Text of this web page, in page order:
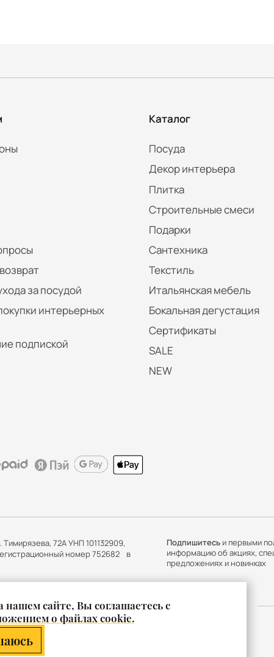
нашем сайте, Вы соглашаетесь с
о файлах cookie.
за посудой
интерьерных
подпиской
Каталог
Посуда
Декор интерьера
Плитка
Строительные смеси
Подарки
Сантехника
Текстиль
Итальянская мебель
Бокальная дегустация
Сертификаты
SALE
NEW
72А УНП 101132909,
номер 752682 в
Подпишитесьи первыми
информацию об акциях,
предложениях и новинках